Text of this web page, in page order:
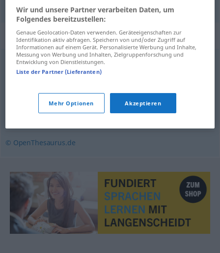
Synonyme für "Dummheit"
Stumpfheit
Unvernunft,Schlichtheit,Einfalt,Torheit
© OpenThesaurus.de
Wir und unsere Partner verarbeiten Daten, um
Folgendes bereitzustellen:
Genaue Geolocation-Daten verwenden. Geräteeigenschaften zur
Identifikation aktiv abfragen. Speichern von und/oder Zugriff auf
Informationen auf einem Gerät. Personalisierte Werbung und Inhalte,
Messung von Werbung und Inhalten, Zielgruppenforschung und
Entwicklung von Dienstleistungen.
Liste der Partner (Lieferanten)
Mehr Optionen Akzeptieren